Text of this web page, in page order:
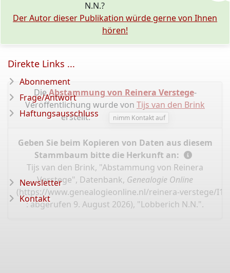
N.N.?
Der Autor dieser Publikation würde gerne von Ihnen
hören!
DieAbstammung von Reinera Verstege-
Veröffentlichung wurde von Tijs van den Brink
erstellt.
nimm Kontakt auf
Geben Sie beim Kopieren von Daten aus diesem
Stammbaum bitte die Herkunft an:
Tijs van den Brink, "Abstammung von Reinera
Verstege", Datenbank, Genealogie Online
(https://www.genealogieonline.nl/reinera-verstege/
: abgerufen 9. August 2026), "Lobberich N.N.".
Direkte Links ...
Abonnement
Frage/Antwort
Haftungsausschluss
Newsletter
Kontakt